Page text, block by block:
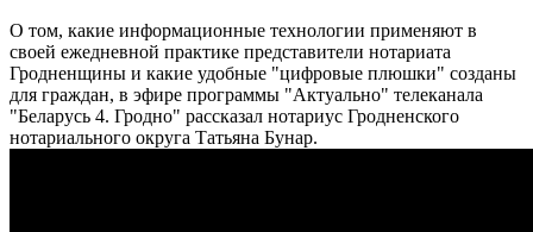
О том, какие информационные технологии применяют в
своей ежедневной практике представители нотариата
Гродненщины и какие удобные "цифровые плюшки" созданы
для граждан, в эфире программы "Актуально" телеканала
"Беларусь 4. Гродно" рассказал нотариус Гродненского
нотариального округа Татьяна Бунар.